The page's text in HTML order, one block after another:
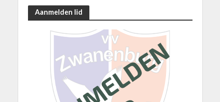
Aanmelden lid